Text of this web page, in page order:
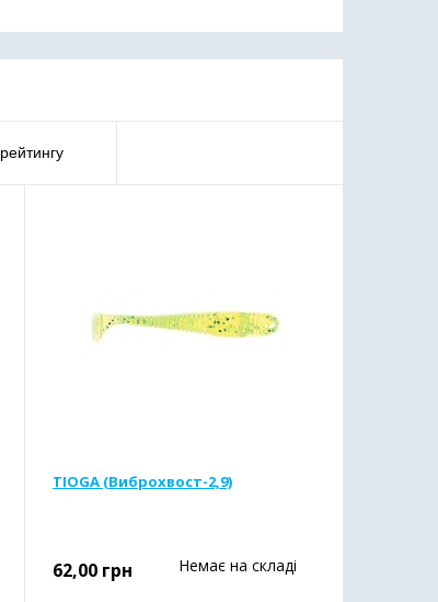
рейтингу
TIOGA (Виброхвост-2,9)
62,00 грн Немає на складі